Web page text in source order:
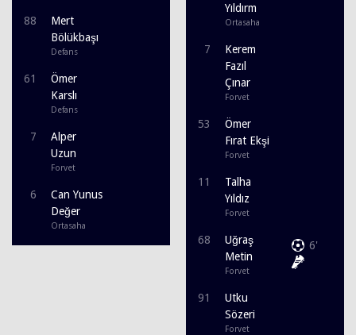
88
Mert
Bölükbaşı
Defans
61
Ömer
Karslı
Defans
7
Alper
Uzun
Forvet
6
Can Yunus
Değer
Ortasaha
Yıldırm
Ortasaha
7
Kerem
Fazıl
Çınar
Forvet
53
Ömer
Fırat Ekşi
Forvet
11
Talha
Yıldız
Forvet
68
Uğraş
Metin
Forvet
6'
91
Utku
Sözeri
Forvet